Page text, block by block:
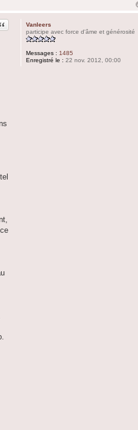
Vanleers
participe avec force d'âme et générosité
Messages : 1485
Enregistré le : 22 nov. 2012, 00:00